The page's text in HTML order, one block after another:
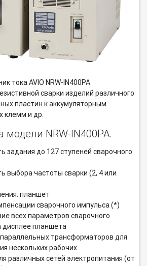
токаAVIO NRW-IN400PA
сварки изделий различного
пластин к аккумуляторным
клемм и др.
NRW-IN400PA:
задания до 127 ступеней сварочного
выбора частоты сварки (2, 4 или
планшет
сварочного импульса (*)
всех параметров сварочного
дисплее планшета
трансформаторов для
нескольких рабочих
различных сетей электропитания (от